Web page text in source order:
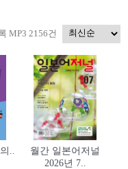
MP3 2156건
..
월간 일본어저널
2026년 7..